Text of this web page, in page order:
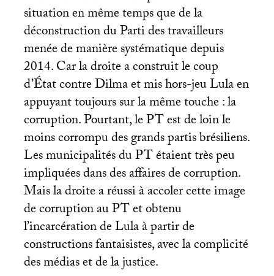
situation en même temps que de la
déconstruction du Parti des travailleurs
menée de manière systématique depuis
2014. Car la droite a construit le coup
d’État contre Dilma et mis hors-jeu Lula en
appuyant toujours sur la même touche : la
corruption. Pourtant, lePTest de loin le
moins corrompu des grands partis brésiliens.
Les municipalités duPTétaient très peu
impliquées dans des affaires de corruption.
Mais la droite a réussi à accoler cette image
de corruption auPTet obtenu
l’incarcération de Lula à partir de
constructions fantaisistes, avec la complicité
des médias et de la justice.